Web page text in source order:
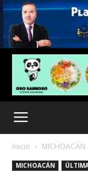
Inicio MICHOACÁN
MICHOACÁN